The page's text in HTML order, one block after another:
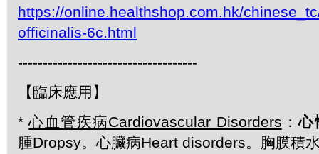
https://online.healthshop.com.hk/
officinalis-6c.html
------------------------------------
【臨床應用】
*心血管疾病Cardiovascular Disorders ：心
腫Dropsy。心臟病Heart disorders。胸膜積